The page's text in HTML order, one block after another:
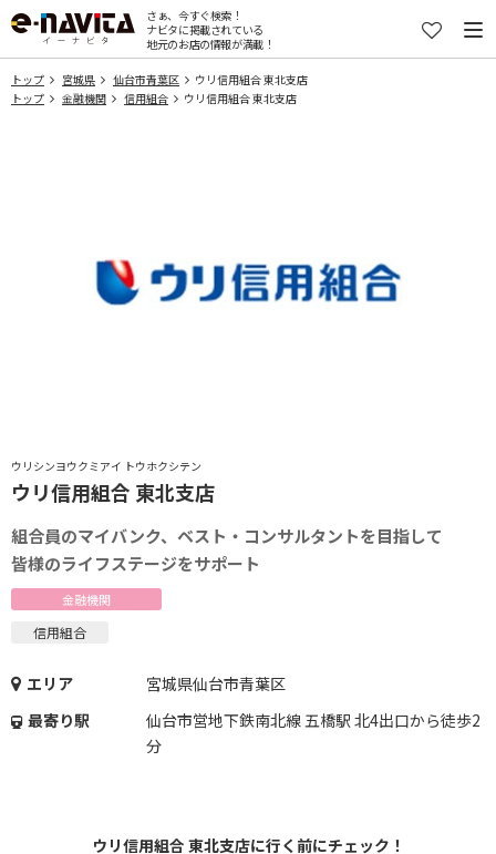
さぁ、今すぐ検索！
ナビタに掲載されている
地元のお店の情報が満載！
トップ 宮城県 仙台市青葉区
ウリ信用組合 東北支店
トップ
金融機関 信用組合 ウリ信用組合 東北支店
ウリシンヨウクミアイ トウホクシテン
ウリ信用組合 東北支店
組合員のマイバンク、ベスト・コンサルタントを目指して
皆様のライフステージをサポート
金融機関
信用組合
エリア
宮城県仙台市青葉区
最寄り駅
仙台市営地下鉄南北線 五橋駅 北4出口から徒歩2
分
ウリ信用組合 東北支店に行く前にチェック！